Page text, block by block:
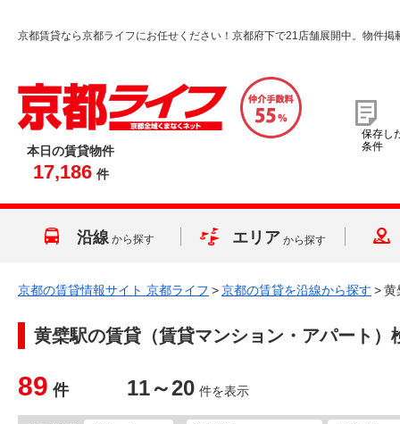
京都賃貸なら京都ライフにお任せください！京都府下で21店舗展開中。物件掲
本日の賃貸物件
17,186 件
保存し
条件
沿線 から探す エリア から探す
京都の賃貸情報サイト 京都ライフ >京都の賃貸を沿線から探す >黄
黄檗駅の賃貸（賃貸マンション・アパート）
89 件 11～20 件を表示